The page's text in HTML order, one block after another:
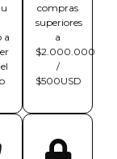
a
compras
superiores
a
$2.000.000
/
$500USD